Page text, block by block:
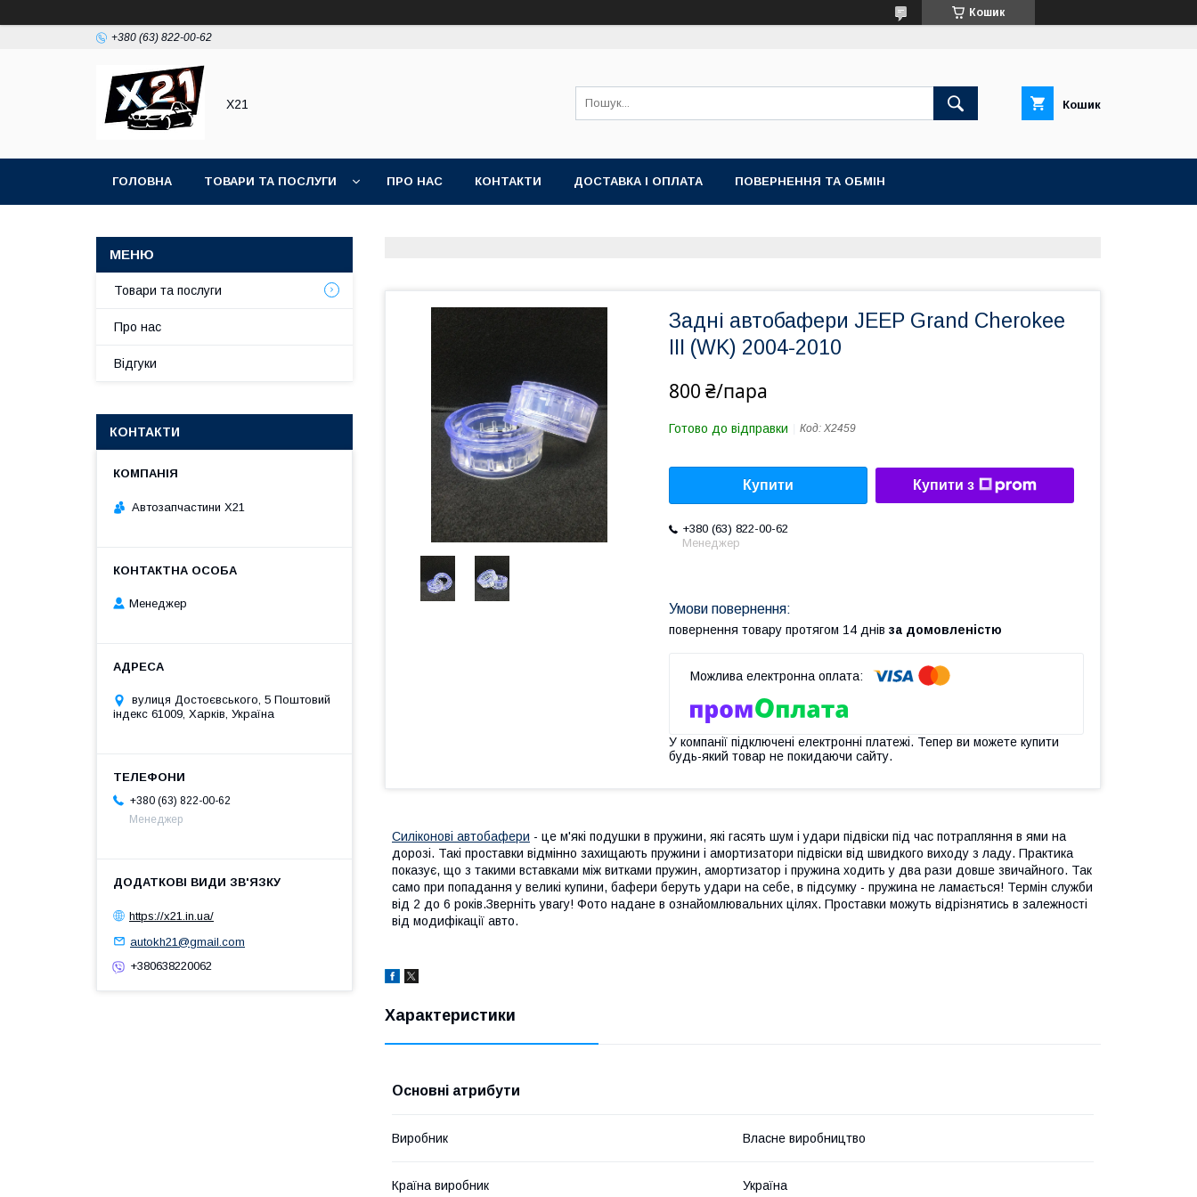
Кошик
+380 (63) 822-00-62
Х21 Кошик
ГОЛОВНА ТОВАРИ ТА ПОСЛУГИ ПРО НАС КОНТАКТИ ДОСТАВКА І ОПЛАТА ПОВЕРНЕННЯ ТА ОБМІН
Задні автобафери JEEP Grand Cherokee
III (WK) 2004-2010
800 ₴/пара
Готово до відправки Код: X2459
Купити Купити з
+380 (63) 822-00-62
Менеджер
повернення товару протягом 14 днів за домовленістю
У компанії підключені електронні платежі. Тепер ви можете купити
будь-який товар не покидаючи сайту.
Силіконові автобафери - це м'які подушки в пружини, які гасять шум і удари підвіски під час потрапляння в ями на
дорозі. Такі проставки відмінно захищають пружини і амортизатори підвіски від швидкого виходу з ладу. Практика
показує, що з такими вставками між витками пружин, амортизатор і пружина ходить у два рази довше звичайного. Так
само при попадання у великі купини, бафери беруть удари на себе, в підсумку - пружина не ламається! Термін служби
від 2 до 6 років.Зверніть увагу! Фото надане в ознайомлювальних цілях. Проставки можуть відрізнятись в залежності
від модифікації авто.
Характеристики
Основні атрибути
Виробник Власне виробництво
Країна виробник Україна
Товари та послуги
Про нас
Відгуки
КОНТАКТИ
Автозапчастини X21
Менеджер
вулиця Достоєвського, 5 Поштовий
індекс 61009, Харків, Україна
+380 (63) 822-00-62
Менеджер
https://x21.in.ua/
autokh21@gmail.com
+380638220062